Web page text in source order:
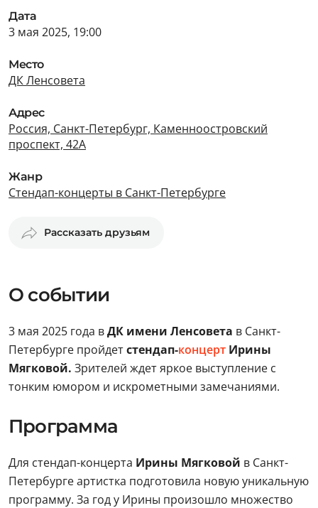
Дата
3 мая 2025, 19:00
Место
ДК Ленсовета
Адрес
Россия, Санкт-Петербург, Каменноостровский
проспект, 42А
Жанр
Стендап-концерты в Санкт-Петербурге
Рассказать друзьям
О событии
3 мая 2025 года вДК имени Ленсовета в Санкт-
Петербурге пройдетстендап-концерт Ирины
Мягковой. Зрителей ждет яркое выступление с
тонким юмором и искрометными замечаниями.
Программа
Для стендап-концерта Ирины Мягковой в Санкт-
Петербурге артистка подготовила новую уникальную
программу. За год у Ирины произошло множество